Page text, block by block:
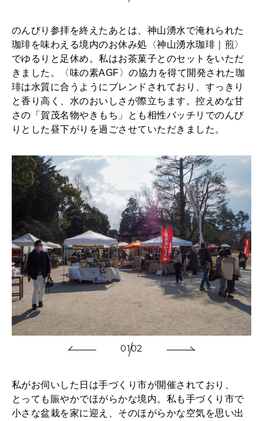
のんびり参拝を終えたあとは、神山湧水で淹れられた
珈琲を味わえる境内のお休み処〈神山湧水珈琲｜煎〉
でゆるりと足休め。私はお茶菓子とのセットをいただ
きました。〈味の素AGF〉の協力を得て開発された珈
琲は水質に合うようにブレンドされており、すっきり
と香り高く、水のおいしさが際立ちます。控えめな甘
さの「賀茂名物やきもち」とも相性バッチリでのんび
りとした昼下がりを過ごさせていただきました。
0102
私がお伺いした日は手づくり市が開催されており、
とっても賑やかでほがらかな境内。私も手づくり市で
小さな盆栽を家に迎え、そのほがらかな空気を思い出